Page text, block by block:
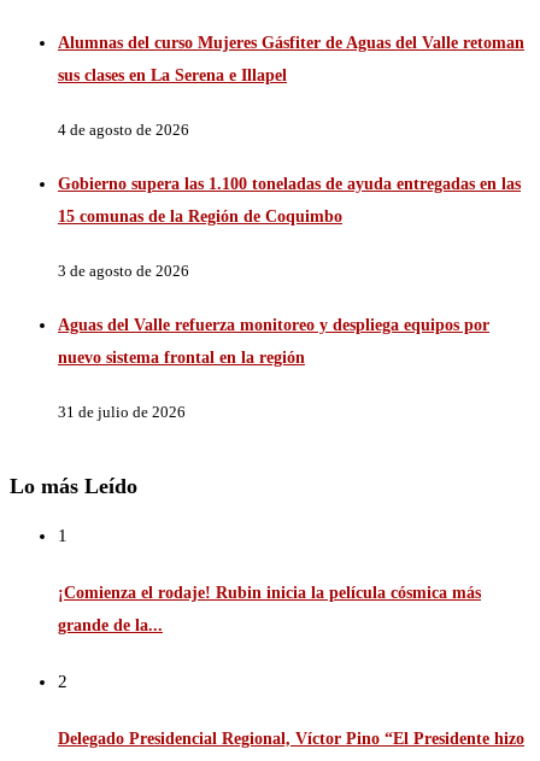
Alumnas del curso Mujeres Gásfiter de Aguas del Valle retoman
sus clases en La Serena e Illapel
4 de agosto de 2026
Gobierno supera las 1.100 toneladas de ayuda entregadas en las
15 comunas de la Región de Coquimbo
3 de agosto de 2026
Aguas del Valle refuerza monitoreo y despliega equipos por
nuevo sistema frontal en la región
31 de julio de 2026
Lo más Leído
1
¡Comienza el rodaje! Rubin inicia la película cósmica más
grande de la...
2
Delegado Presidencial Regional, Víctor Pino “El Presidente hizo